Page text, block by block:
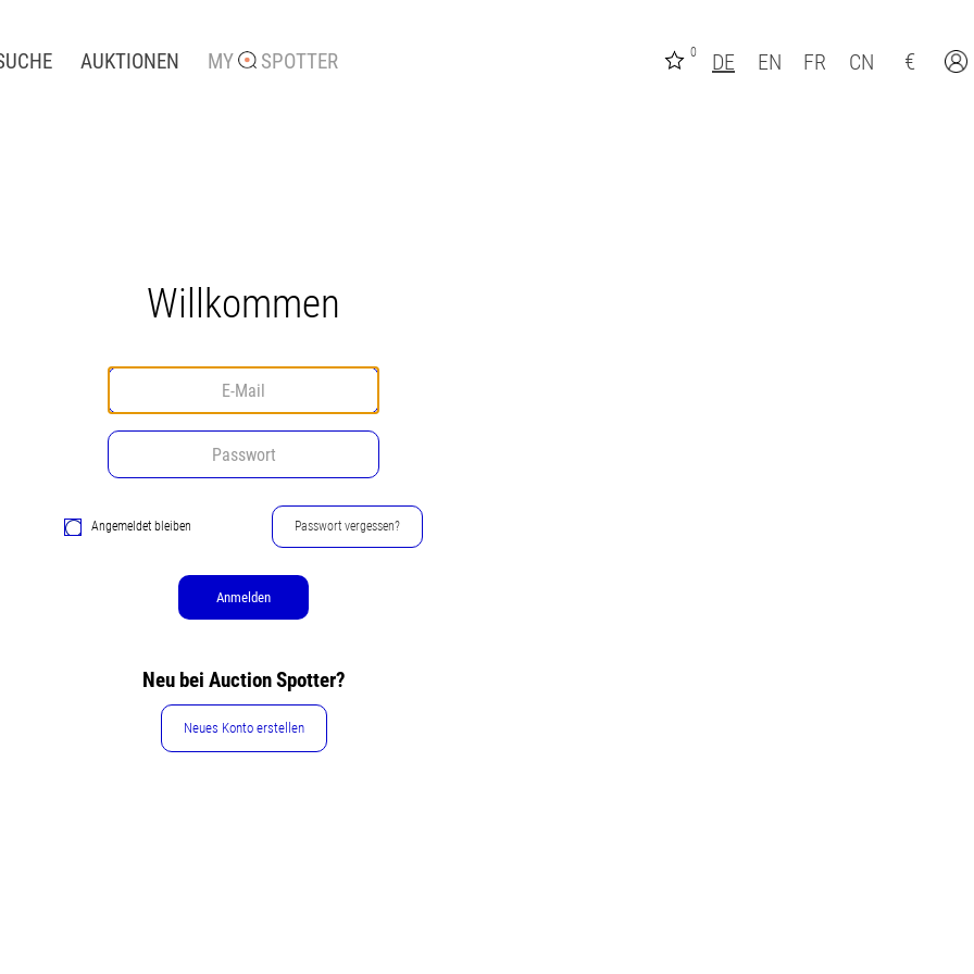
AUKTIONEN MY SPOTTER 0 DE EN FR CN €
Willkommen
Angemeldet bleiben Passwort vergessen?
Anmelden
Neu bei Auction Spotter?
Neues Konto erstellen